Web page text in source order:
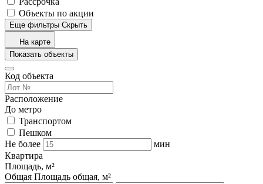
Объекты по акции
Еще фильтры Скрыть
На карте
Показать объекты
Код объекта
Расположение
До метро
Транспортом
Пешком
Не более
мин
Квартира
Площадь, м²
Общая Площадь общая, м²